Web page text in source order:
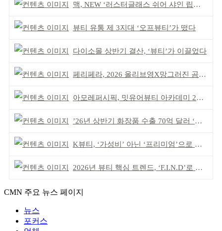
맥, NEW ‘러스터글래스 쉬어 샤인 립스틱’ 출시
뷰티 유통 제 3지대 ‘오프뷰티’가 떴다
다이소몰 상반기 결산, ‘뷰티’가 이끌었다
페리페라, 2026 올리브영X망그러진 곰 콜라보
아모레퍼시픽, 밋유어뷰티 아카데미 2기 발대식
’26년 상반기 화장품 수출 70억 달러 ‘역대 최고’
K뷰티, ‘가성비’ 아닌 ‘프리미엄’으로 승부걸어야
2026년 뷰티 핵심 트렌드, ‘F.I.N.D’로 읽는다
CMN 주요 뉴스 페이지
뉴스
포커스